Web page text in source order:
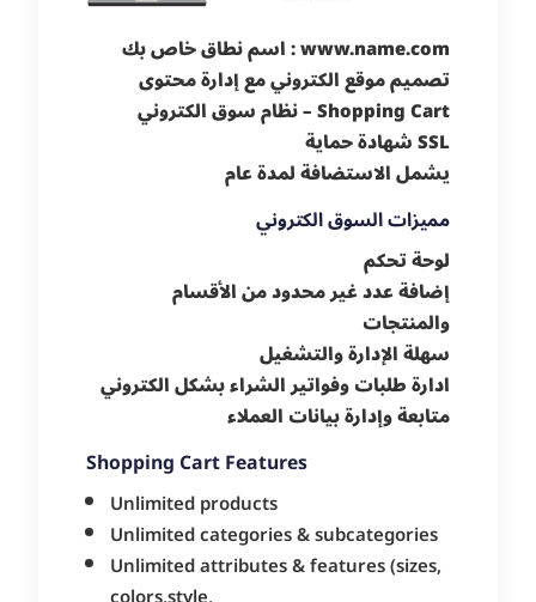
اسم نطاق خاص بك : www.name.com
تصميم موقع الكتروني مع إدارة محتوى
نظام سوق الكتروني – Shopping Cart
شهادة حماية SSL
يشمل الاستضافة لمدة عام
مميزات السوق الكتروني
لوحة تحكم
إضافة عدد غير محدود من الأقسام
والمنتجات
سهلة الإدارة والتشغيل
ادارة طلبات وفواتير الشراء بشكل الكتروني
متابعة وإدارة بيانات العملاء
Shopping Cart Features
Unlimited products
Unlimited categories & subcategories
Unlimited attributes & features (sizes,